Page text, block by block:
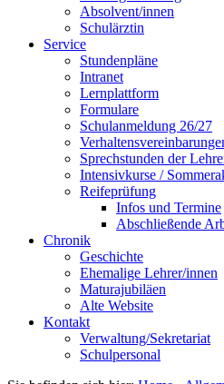
Absolvent/innen
Schulärztin
Service
Stundenpläne
Intranet
Lernplattform
Formulare
Schulanmeldung 26/27
Sprechstunden der
Intensivkurse /
Reifeprüfung
Infos und Termine
Abschließende
Chronik
Geschichte
Ehemalige Lehrer/innen
Maturajubiläen
Alte Website
Kontakt
Verwaltung/Sekretariat
Schulpersonal